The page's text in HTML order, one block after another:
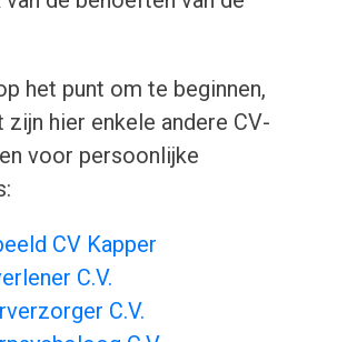
het punt om te beginnen,
zijn hier enkele andere CV-
voor persoonlijke
CV Kapper
C.V.
C.V.